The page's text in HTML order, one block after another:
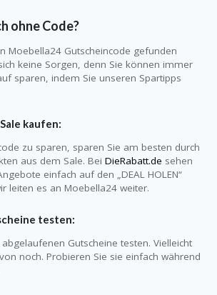
ohne Code?
Moebella24 Gutscheincode gefunden
keine Sorgen, denn Sie können immer
sparen, indem Sie unseren Spartipps
kaufen:
zu sparen, sparen Sie am besten durch
aus dem Sale. Bei DieRabatt.de sehen
einfach auf den „DEAL HOLEN“
leiten es an Moebella24 weiter.
testen:
Gutscheine testen. Vielleicht
noch. Probieren Sie sie einfach während